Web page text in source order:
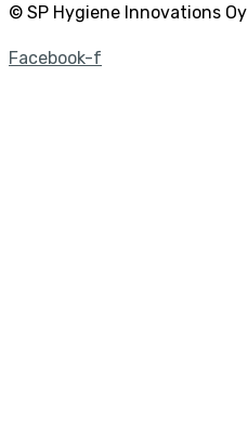
© SP Hygiene Innovations Oy
Facebook-f